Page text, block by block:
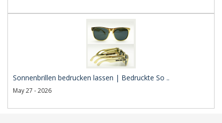
Sonnenbrillen bedrucken lassen | Bedruckte So ..
May 27 - 2026